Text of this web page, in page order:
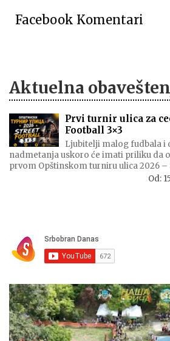
Facebook Komentari
Aktuelna
Prvi turnir ulica za
Football 3×3
Ljubitelji malog fudbala i
nadmetanja uskoro će imati priliku da
prvom Opštinskom turniru ulica 2026 –
Od: